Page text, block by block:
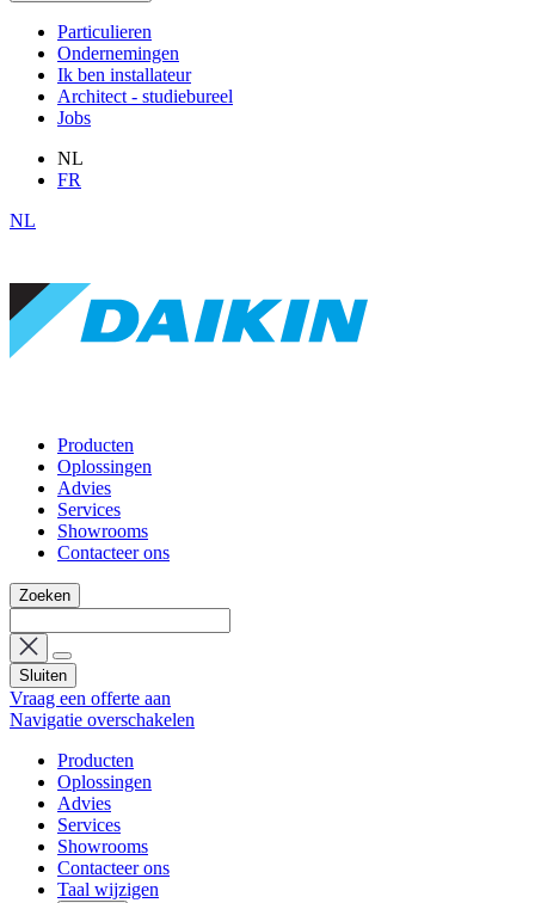
Particulieren
Ondernemingen
Ik ben installateur
Architect - studiebureel
Jobs
NL
FR
NL
Producten
Oplossingen
Advies
Services
Showrooms
Contacteer ons
Zoeken
Sluiten
Vraag een offerte aan
Navigatie overschakelen
Producten
Oplossingen
Advies
Services
Showrooms
Contacteer ons
Taal wijzigen